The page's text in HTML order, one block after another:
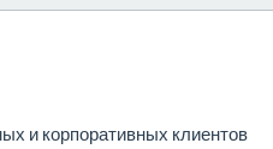
и корпоративных клиентов